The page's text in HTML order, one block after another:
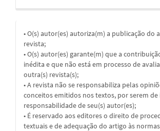
• O(s) autor(es) autoriza(m) a publicação do
revista;
• O(s) autor(es) garante(m) que a
inédita e que não está em processo de
outra(s) revista(s);
• A revista não se responsabiliza pelas
conceitos emitidos nos textos, por serem de
responsabilidade de seu(s) autor(es);
• É reservado aos editores o direito de
textuais e de adequação do artigo às